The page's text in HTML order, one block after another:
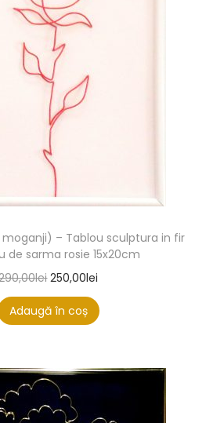
– Tablou sculptura in fir
de sarma rosie 15x20cm
lei 250,00lei
Adaugă în coș